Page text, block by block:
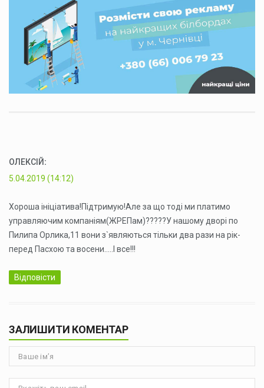
ОЛЕКСІЙ :
5.04.2019 (14:12)
Хороша ініціатива!Підтримую!Але за що тоді ми платимо
управляючим компаніям(ЖРЕПам)?????У нашому дворі по
Пилипа Орлика,11 вони з`являються тільки два рази на рік-
перед Пасхою та восени…..І все!!!
Відповісти
ЗАЛИШИТИ КОМЕНТАР